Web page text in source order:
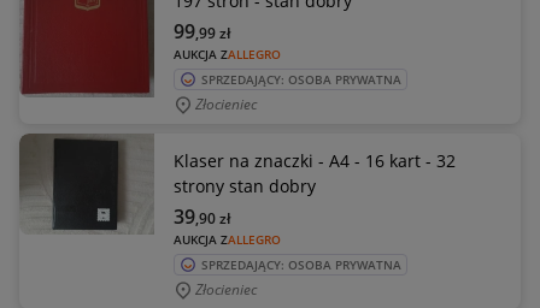
AUKCJA ZALLEGRO
99,99zł
SPRZEDAJĄCY: OSOBA PRYWATNA
Złocieniec
Klaser na znaczki - A4 - 16 kart - 32
strony stan dobry
AUKCJA ZALLEGRO
39,90zł
SPRZEDAJĄCY: OSOBA PRYWATNA
Złocieniec